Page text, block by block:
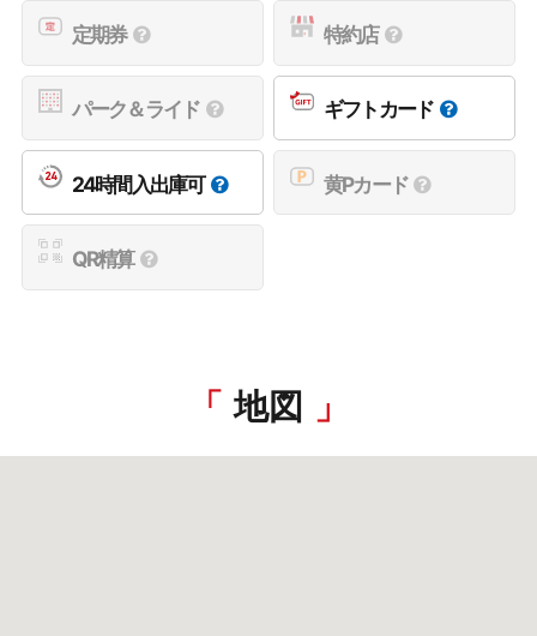
定期券 特約店
パーク＆ライド ギフトカード
24時間入出庫可 黄Pカード
QR精算
地図